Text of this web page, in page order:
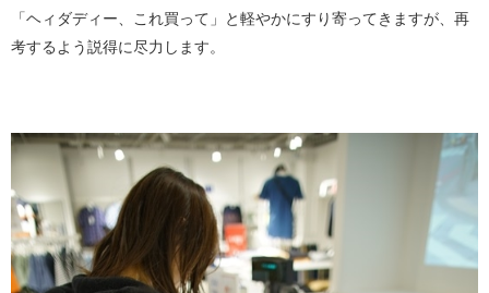
「ヘィダディー、これ買って」と軽やかにすり寄ってきますが、再
考するよう説得に尽力します。